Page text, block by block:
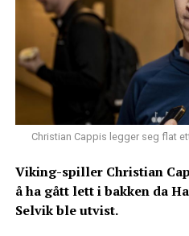
Christian Cappis legger seg flat
Viking-spiller Christian
å ha gått lett i bakken da
Selvik ble utvist.